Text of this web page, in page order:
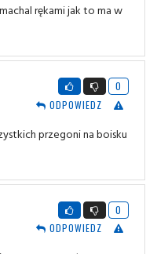
rękami jak to ma w
0
ODPOWIEDZ
przegoni na boisku
0
ODPOWIEDZ